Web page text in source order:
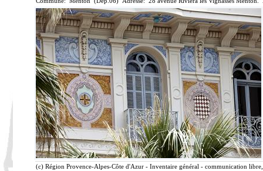
(c) Région Provence-Alpes-Côte d'Azur - Inventaire général - communication